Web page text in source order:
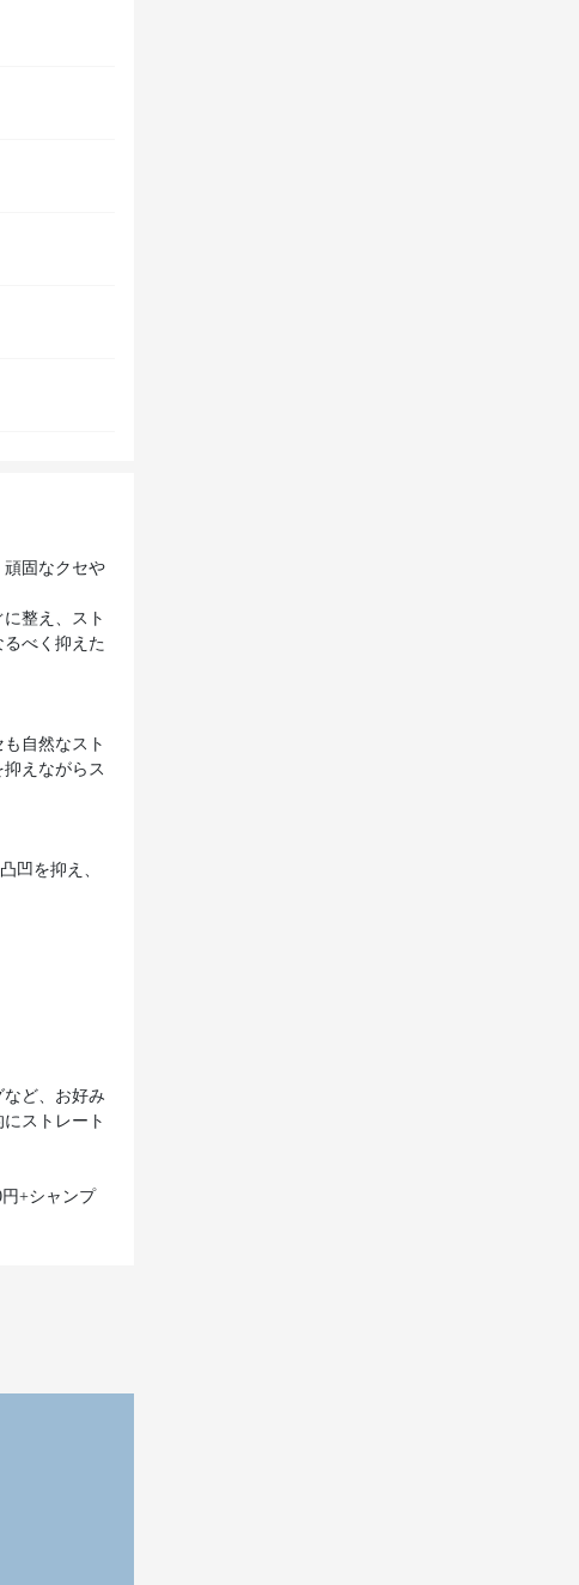
固なクセや
整え、スト
べく抑えた
自然なスト
えながらス
凹を抑え、
ど、お好み
ストレート
+シャンプ